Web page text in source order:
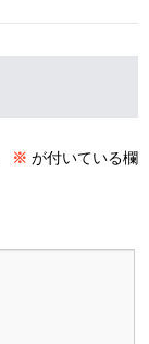
※ が付いている欄